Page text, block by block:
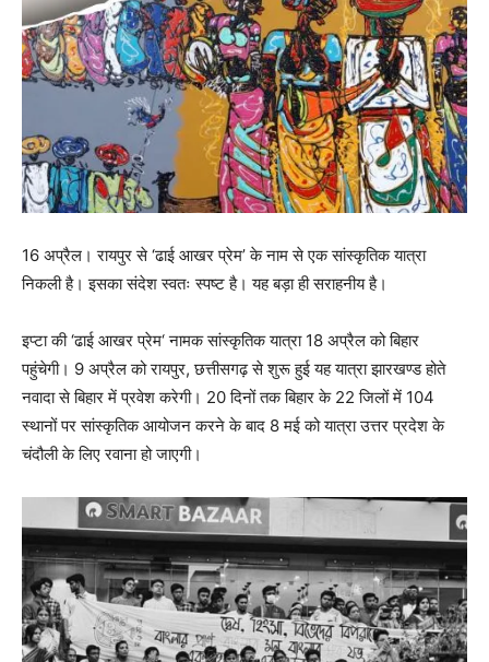
16 अप्रैल। रायपुर से ‘ढाई आखर प्रेम’ के नाम से एक सांस्कृतिक यात्रा
निकली है। इसका संदेश स्वतः स्पष्ट है। यह बड़ा ही सराहनीय है।
इप्टा की ‘ढाई आखर प्रेम‘ नामक सांस्कृतिक यात्रा 18 अप्रैल को बिहार
पहुंचेगी। 9 अप्रैल को रायपुर, छत्तीसगढ़ से शुरू हुई यह यात्रा झारखण्ड होते
नवादा से बिहार में प्रवेश करेगी। 20 दिनों तक बिहार के 22 जिलों में 104
स्थानों पर सांस्कृतिक आयोजन करने के बाद 8 मई को यात्रा उत्तर प्रदेश के
चंदौली के लिए रवाना हो जाएगी।